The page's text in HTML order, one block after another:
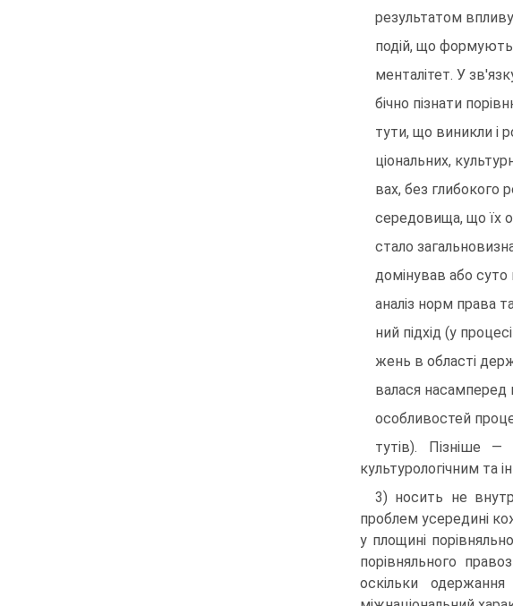
результатом
подій, що формують
менталітет. У
бічно пізнати
тути, що виникли і
ціональних,
вах, без глибокого
середовища, що їх
стало
домінував або
аналіз норм права
ний підхід (у
жень в області
валася насамперед
особливостей
тутів). Пізніше
культурологічним та
3) носить не
проблем усередині
у площині
порівняльного
оскільки